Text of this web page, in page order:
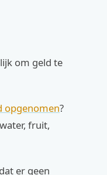
om geld te
opgenomen?
fruit,
er geen